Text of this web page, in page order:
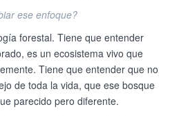
ese enfoque?
forestal. Tiene que entender
es un ecosistema vivo que
Tiene que entender que no
de toda la vida, que ese bosque
parecido pero diferente.